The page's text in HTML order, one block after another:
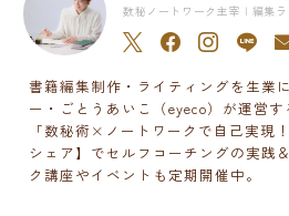
数秘ノートワーク主宰 | 編集ラ
書籍編集制作・ライティングを生業
ー・ごとうあいこ（eyeco）が運営す
「数秘術×ノートワークで自己実現
シェア】でセルフコーチングの実践
ク講座やイベントも定期開催中。